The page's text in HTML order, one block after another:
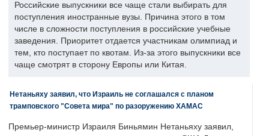
Российские выпускники все чаще стали выбирать для
поступления иностранные вузы. Причина этого в том
числе в сложности поступления в российские учебные
заведения. Приоритет отдается участникам олимпиад и
тем, кто поступает по квотам. Из-за этого выпускники все
чаще смотрят в сторону Европы или Китая.
Нетаньяху заявил, что Израиль не соглашался с планом
трамповского "Совета мира" по разоружению ХАМАС
Премьер-министр Израиля Биньямин Нетаньяху заявил,